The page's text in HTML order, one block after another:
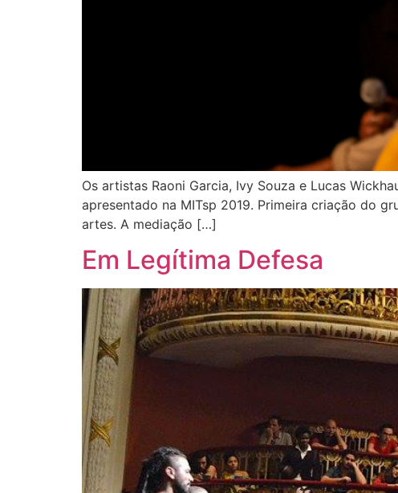
Os artistas Raoni Garcia, Ivy Souza e Lucas
apresentado na MITsp 2019. Primeira criação do
artes. A mediação […]
Em Legítima Defesa